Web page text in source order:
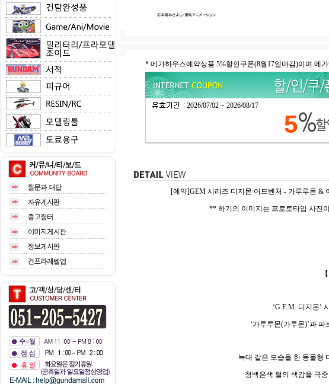
* 메가하우스예약상품 5%할인쿠폰(8월17일마감)이며 메
2026/07/02 ~ 2026/08/17
5
[예약]GEM 시리즈 디지몬 어드벤처 - 가루루몬 &
** 하기의 이미지는 프로토타입 사진
‘G.E.M. 디지몬’
‘가루루몬(가루몬)’과
늑대 같은 모습을 한 동물형
청백은색 털의 색감을 극